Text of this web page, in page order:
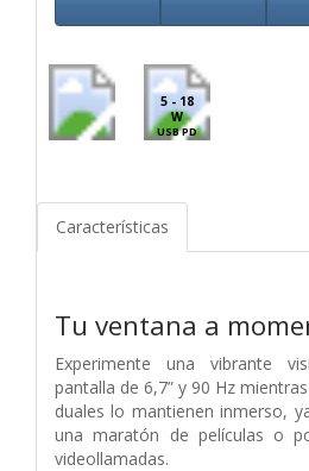
5 - 18
W
USB PD
Características
Tu ventana a
Experimente una vibrante
pantalla de 6,7” y 90 Hz
duales lo mantienen inmerso,
una maratón de películas o
videollamadas.